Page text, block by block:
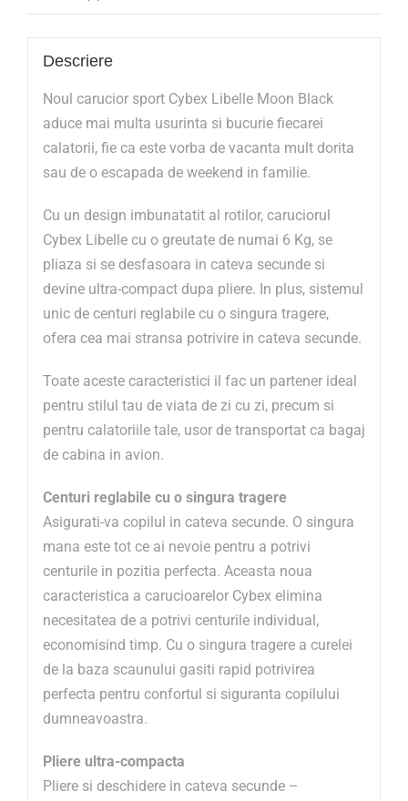
Descriere
Noul carucior sport Cybex Libelle Moon Black
aduce mai multa usurinta si bucurie fiecarei
calatorii, fie ca este vorba de vacanta mult dorita
sau de o escapada de weekend in familie.
Cu un design imbunatatit al rotilor, caruciorul
Cybex Libelle cu o greutate de numai 6 Kg, se
pliaza si se desfasoara in cateva secunde si
devine ultra-compact dupa pliere. In plus, sistemul
unic de centuri reglabile cu o singura tragere,
ofera cea mai stransa potrivire in cateva secunde.
Toate aceste caracteristici il fac un partener ideal
pentru stilul tau de viata de zi cu zi, precum si
pentru calatoriile tale, usor de transportat ca bagaj
de cabina in avion.
Centuri reglabile cu o singura tragere
Asigurati-va copilul in cateva secunde. O singura
mana este tot ce ai nevoie pentru a potrivi
centurile in pozitia perfecta. Aceasta noua
caracteristica a carucioarelor Cybex elimina
necesitatea de a potrivi centurile individual,
economisind timp. Cu o singura tragere a curelei
de la baza scaunului gasiti rapid potrivirea
perfecta pentru confortul si siguranta copilului
dumneavoastra.
Pliere ultra-compacta
Pliere si deschidere in cateva secunde –